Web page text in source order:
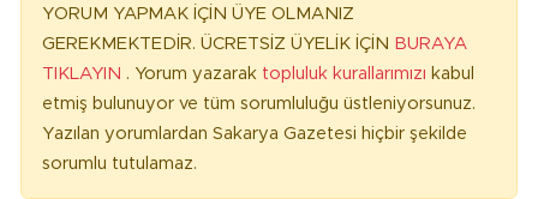
YORUM YAPMAK İÇİN ÜYE OLMANIZ
GEREKMEKTEDİR. ÜCRETSİZ ÜYELİK İÇİN BURAYA
TIKLAYIN . Yorum yazarak topluluk kurallarımızı kabul
etmiş bulunuyor ve tüm sorumluluğu üstleniyorsunuz.
Yazılan yorumlardan Sakarya Gazetesi hiçbir şekilde
sorumlu tutulamaz.